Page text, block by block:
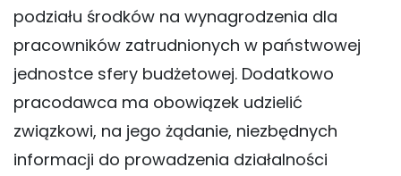
podziału środków na wynagrodzenia dla
pracowników zatrudnionych w państwowej
jednostce sfery budżetowej. Dodatkowo
pracodawca ma obowiązek udzielić
związkowi, na jego żądanie, niezbędnych
informacji do prowadzenia działalności